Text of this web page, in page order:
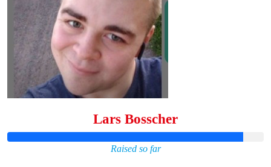
Lars Bosscher
Raised so far